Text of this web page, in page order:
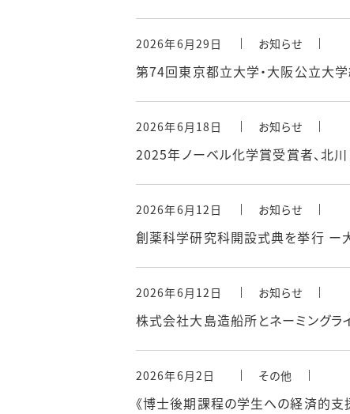
2026年6月29日 お知らせ
第74回東京都立大学・大阪公立大学
2026年6月18日 お知らせ
2025年ノーベル化学賞受賞者、北川
2026年6月12日 お知らせ
創薬科学研究科開設式典を挙行 ー
2026年6月12日 お知らせ
株式会社大島造船所とネーミングラ
2026年6月2日 その他
《博士後期課程の学生への経済的支